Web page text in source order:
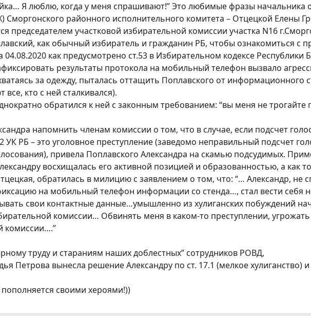
Я люблю, когда у меня спрашивают!” Это любимые фразы
Сморгонского районного исполнительного комитета – Отцецкой Елены
председателем участковой избирательной комиссии участка N16
как обычный избиратель и гражданин РБ, чтобы ознакомиться с
04.08.2020 как предусмотрено ст.53 в Избирательном кодексе Республики
результаты протокола на мобильный телефон вызвало
за одежду, пыталась оттащить Поплавского от информационного
кто с ней сталкивался).
обратился к ней с законным требованием: “вы меня не трогайте
напомнить членам комиссии о том, что в случае, если подсчет
УК РБ – это уголовное преступление (заведомо неправильный подсчет
привела Поплавского Александра на скамью подсудимых.
восхищалась его активной позицией и образованностью, а как
обратилась в милицию с заявлением о том, что: “… Александр, не
на мобильный телефон информации со стенда…, стал вести себя
свои контактные данные…умышленно из хулиганских побуждений
комиссии… Обвинять меня в каком-то преступлении,
комиссии….”
труду и стараниям наших доблестных” сотрудников РОВД,
Петрова вынесла решение Александру по ст. 17.1 (мелкое хулиганство)
своими хероями!))